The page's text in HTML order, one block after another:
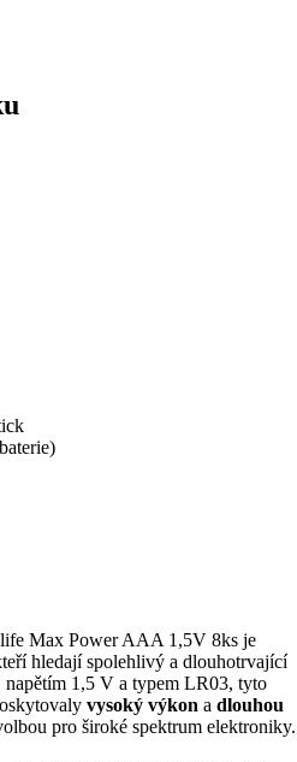
Max Power AAA 1,5V 8ks je
hledají spolehlivý a dlouhotrvající
napětím 1,5 V a typem LR03, tyto
vysoký výkon a dlouhou
pro široké spektrum elektroniky.